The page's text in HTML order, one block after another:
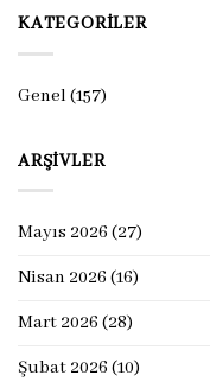
KATEGORILER
Genel(157)
ARŞIVLER
Mayıs 2026 (27)
Nisan 2026 (16)
Mart 2026 (28)
Şubat 2026 (10)